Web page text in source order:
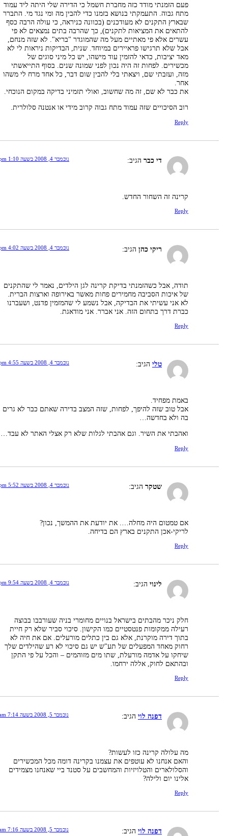
פעם הזמנתי מודד כזה מחברת חשמל כי הדירה שלי היתה ליד עמוד
מתח גבוה. התעמקתי בנושא בזמנו כדי להבין מה ומי נגד מי. התברר
שבארץ התקנים לא מעודכנים (בכוונה כניראה, כי עולה הרבה כסף
להתאים את המציאות לתקנים), כך שהרבה בתים נמצאים לא פי
עשרים אלא פי מאתיים מעל מה שהמוגדר "בריא". לא שזה מנחם,
אבל שלא תרגישו פראיירים במיוחד. שנית, הבדיקות ניראות לי לא
מאד יציבות, כדאי להזמין עוד מישהו, יש כל מיני סוגים של
מכשירים. לפחות זה היה נכון לפני שמונה שנים. בסוף התייאשתי
מזה, ועזבתי שם, ויצאתי בלי להבין שום דבר, כל אחד מרח לי משהו
אחר.
את כבר לא שם, זה מה שחשוב, ואולי תזמיני בדיקה במקום הנוכחי.
רוב הסיכויים שזה עמוד מתח גבוה קרוב מידי או אנטנה סלולרית.
Reply
די כבר הגיב: נובמבר 4, 2008 בשעה 1:10 pm
קרינה זה השחור החדש.
Reply
ריקי כהן הגיב: נובמבר 4, 2008 בשעה 4:02 pm
תודה, אבל כשהזמנתי בדיקת קרינה לגן הילדים, נאמר לי שהתקנים
של איכות הסביבה מחמירים פחות מאשר באירופה וארצות הברית.
לא אני עשיתי את הבדיקה, אבל נשמע לי שהמזמין פדנט, ושעברנו
כברת דרך בתחום הזה. אני אברר. אני מודאגת.
Reply
טלי הגיב: נובמבר 4, 2008 בשעה 4:55 pm
באמת מפחיד.
אבל טוב שזה להיפך, לפחות, שזה המצב בדירה שאתם כבר לא גרים
בה ולא בחדשה…
ואהבתי את השיר. וגם אהבתי לגלות שלא רק אצלי האתר לא עבד…
Reply
שטקר הגיב: נובמבר 4, 2008 בשעה 5:52 pm
אם טמטום היה מחלה…. את יודעת את ההמשך, נכון?
לריקי-אכן התקנים בארץ הם בדיחה.
Reply
לינוי הגיב: נובמבר 4, 2008 בשעה 9:54 pm
חלק ניכר מהבתים בישראל בנויים מחומרי בניה שעורבבו בבוצה
רעילה ממקומות פנטסטיים כמו הקישון. סיכוי סביר שלא רק חיית
בתוך דירה מוקרנת, אלא גם בין כתלים מורעלים. אם את חיה לא
רחוק מאחד המפעלים של תע"ש יש גם סיכוי לא רע שהילדים שלך
שיחקו על אדמה מורעלת, שתו מים מזוהמים – והכל על פי התקן
ובהתאם לחוק, אללה ירחמו.
Reply
דפנה לוי הגיב: נובמבר 5, 2008 בשעה 7:14 am
מה עלולה קרינה כזו לעשות?
והאם אנחנו לא עוטפים את עצמנו בקרינה דומה מכל המכשירים
והסלולארים והטלויזיות והמחשבים על סטנד ביי שאנחנו מצמידים
אלינו יום ולילה?
Reply
דפנה לוי הגיב: נובמבר 5, 2008 בשעה 7:16 am